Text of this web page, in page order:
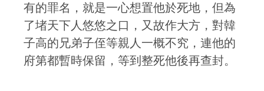
有的罪名，就是一心想置他於死地，但為
了堵天下人悠悠之口，又故作大方，對韓
子高的兄弟子侄等親人一概不究，連他的
府第都暫時保留，等到整死他後再查封。